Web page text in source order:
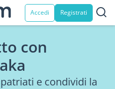
Accedi Registrati
con
e condividi la